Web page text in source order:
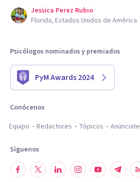
Jessica Perez Rubio
Florida, Estados Unidos de América
Psicólogos nominados y premiados
PyM Awards 2024
Conócenos
Equipo
Redactores Tópicos Anúnciate
Síguenos